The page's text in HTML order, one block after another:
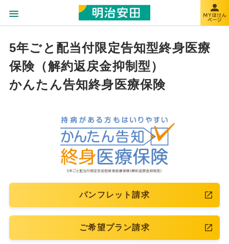
5年ごと配当付限定告知型終身医療
保険（解約返戻金抑制型）
かんたん告知終身医療保険
パンフレット請求
ご希望プラン請求